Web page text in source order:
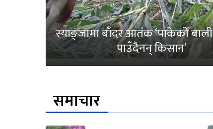
स्याङ्जामा बाँदर आतंक ‘पाकेको बाली
पाउँदैनन् किसान’
समाचार